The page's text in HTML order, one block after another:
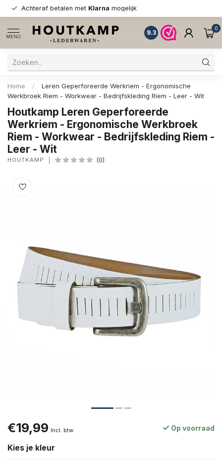
Achteraf betalen met Klarna mogelijk
MENU
9.3
0
Home /
Leren Geperforeerde Werkriem - Ergonomische
Werkbroek Riem - Workwear - Bedrijfskleding Riem - Leer - Wit
Houtkamp Leren Geperforeerde
Werkriem - Ergonomische Werkbroek
Riem - Workwear - Bedrijfskleding Riem -
Leer - Wit
HOUTKAMP (0)
€19,99 Incl. btw Op voorraad
Kies je kleur